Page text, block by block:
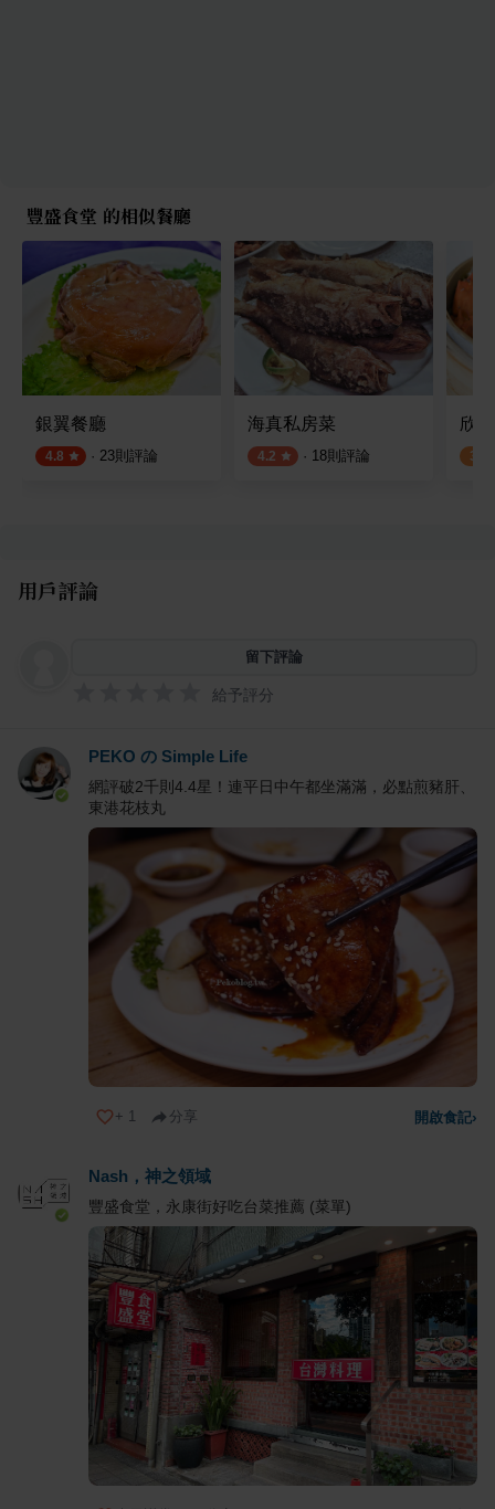
豐盛食堂 的相似餐廳
銀翼餐廳
4.8 · 23則評論
海真私房菜
4.2 · 18則評論
欣
3.0
用戶評論
留下評論
給予評分
PEKO の Simple Life
網評破2千則4.4星！連平日中午都坐滿滿，必點煎豬肝、
東港花枝丸
+ 1 分享 開啟食記›
Nash，神之領域
豐盛食堂，永康街好吃台菜推薦 (菜單)